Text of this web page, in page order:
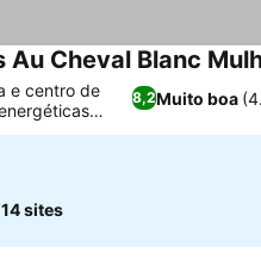
Au Cheval Blanc
8,2Muito boa
e centro de
14 sites